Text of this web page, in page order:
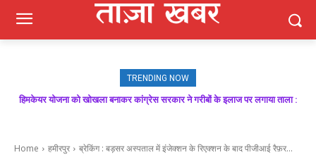
TRENDING NOW
मजबूत बूथ ही भाजपा की जीत की गारंटी, आगामी विधानसभा चुनाव में बूथ प्रबंधन निभाएगा
Home हमीरपुर ब्रेकिंग : बड़सर अस्पताल में इंजेक्शन के रिएक्शन के बाद पीजीआई रैफ़र...